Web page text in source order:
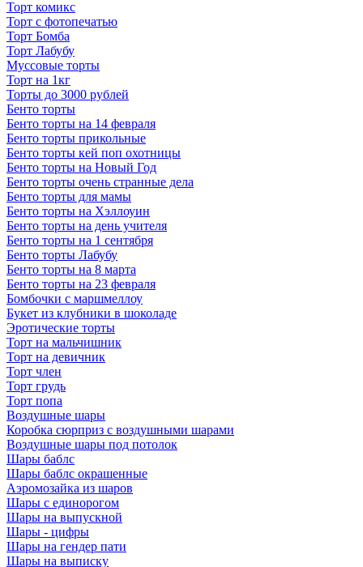
Торт комикс
Торт с фотопечатью
Торт Бомба
Торт Лабубу
Муссовые торты
Торт на 1кг
Торты до 3000 рублей
Бенто торты
Бенто торты на 14 февраля
Бенто торты прикольные
Бенто торты кей поп охотницы
Бенто торты на Новый Год
Бенто торты очень странные дела
Бенто торты для мамы
Бенто торты на Хэллоуин
Бенто торты на день учителя
Бенто торты на 1 сентября
Бенто торты Лабубу
Бенто торты на 8 марта
Бенто торты на 23 февраля
Бомбочки с маршмеллоу
Букет из клубники в шоколаде
Эротические торты
Торт на мальчишник
Торт на девичник
Торт член
Торт грудь
Торт попа
Воздушные шары
Коробка сюрприз с воздушными шарами
Воздушные шары под потолок
Шары баблс
Шары баблс окрашенные
Аэромозайка из шаров
Шары с единорогом
Шары на выпускной
Шары - цифры
Шары на гендер пати
Шары на выписку